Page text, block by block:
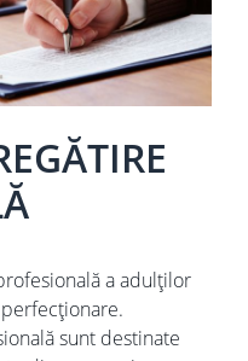
a adulților
sunt destinate